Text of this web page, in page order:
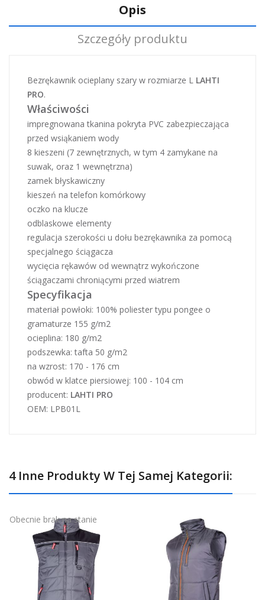
Opis
Szczegóły produktu
Bezrękawnik ocieplany szary w rozmiarze L LAHTI
PRO.
Właściwości
impregnowana tkanina pokryta PVC zabezpieczająca
przed wsiąkaniem wody
8 kieszeni (7 zewnętrznych, w tym 4 zamykane na
suwak, oraz 1 wewnętrzna)
zamek błyskawiczny
kieszeń na telefon komórkowy
oczko na klucze
odblaskowe elementy
regulacja szerokości u dołu bezrękawnika za pomocą
specjalnego ściągacza
wycięcia rękawów od wewnątrz wykończone
ściągaczami chroniącymi przed wiatrem
Specyfikacja
materiał powłoki: 100% poliester typu pongee o
gramaturze 155 g/m2
ocieplina: 180 g/m2
podszewka: tafta 50 g/m2
na wzrost: 170 - 176 cm
obwód w klatce piersiowej: 100 - 104 cm
producent: LAHTI PRO
OEM: LPB01L
4 Inne Produkty W Tej Samej Kategorii:
Obecnie brak na stanie